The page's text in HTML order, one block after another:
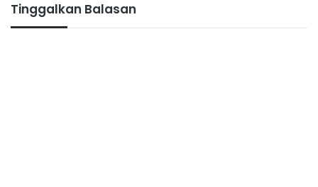
Tinggalkan Balasan